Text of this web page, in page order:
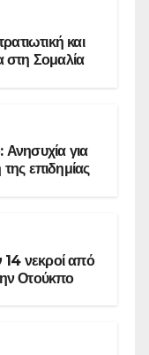
και
στη Σομαλία
για
επιδημίας
14 νεκροί από
Οτούκπο